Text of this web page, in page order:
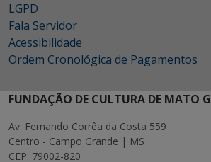
LGPD
Fala Servidor
Acessibilidade
Ordem Cronológica de Pagamentos
FUNDAÇÃO DE CULTURA DE MATO
Av. Fernando Corrêa da Costa 559
Centro - Campo Grande | MS
CEP: 79002-820